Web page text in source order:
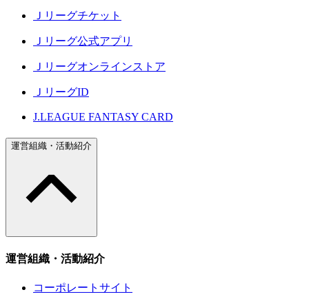
Ｊリーグチケット
Ｊリーグ公式アプリ
Ｊリーグオンラインストア
ＪリーグID
J.LEAGUE FANTASY CARD
運営組織・活動紹介
運営組織・活動紹介
コーポレートサイト